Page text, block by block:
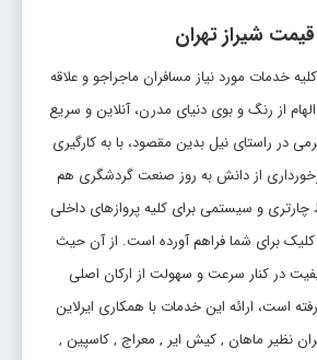
22
تهران
قیمت:
80,598,000 ریال
بلیط شیراز تهران
تهران
THR
قیمت:
80,598,000 ریال
بلیط شیراز تهران
قیمت شیراز تهران
خدمات مورد نیاز مسافران ماجراجو و علاقه
از رنگ و بوی دنیای مدرن، آنلاین و سریع
در راستای نیل بدین مقصود، با به کارگیری
از دانش به روز صنعت گردشگری هم
چارتری و سیستمی برای کلیه پروازهای داخلی
کلیک برای شما فراهم آورده است. از آن حیث
در کنار سرعت و سهولت از ارکان اصلی
است، ارائه این خدمات با همکاری ایرلاین
نظیر ماهان , کیش ایر , معراج , کاسپین ,